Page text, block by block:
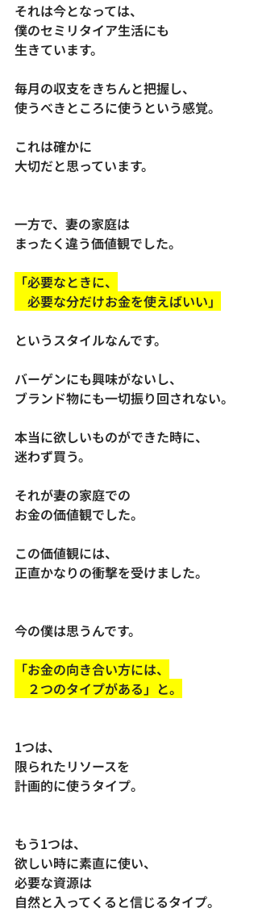
それは今となっては、
僕のセミリタイア生活にも
生きています。
毎月の収支をきちんと把握し、
使うべきところに使うという感覚。
これは確かに
大切だと思っています。
一方で、妻の家庭は
まったく違う価値観でした。
「必要なときに、
必要な分だけお金を使えばいい」
というスタイルなんです。
バーゲンにも興味がないし、
ブランド物にも一切振り回されない。
本当に欲しいものができた時に、
迷わず買う。
それが妻の家庭での
お金の価値観でした。
この価値観には、
正直かなりの衝撃を受けました。
今の僕は思うんです。
「お金の向き合い方には、
２つのタイプがある」と。
1つは、
限られたリソースを
計画的に使うタイプ。
もう1つは、
欲しい時に素直に使い、
必要な資源は
自然と入ってくると信じるタイプ。